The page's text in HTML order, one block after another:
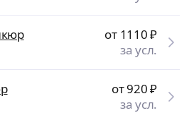
от 1110₽
за усл.
от 920₽
за усл.